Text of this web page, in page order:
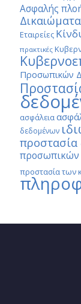
Ασφαλής
Εταιρείες
πρακτικές
Προσωπικών
ασφάλεια
δεδομένων
προσωπικών
προστασία των